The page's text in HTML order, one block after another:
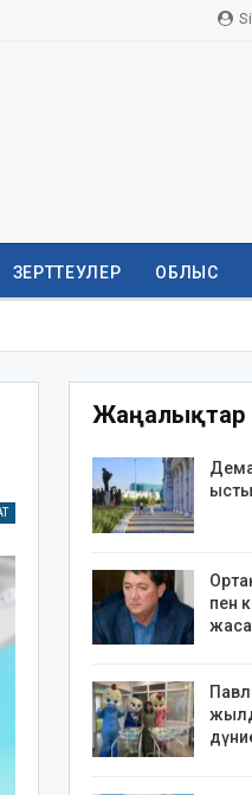
ЗЕРТТЕУЛЕР ОБЛЫС
Жаңалықтар
пен